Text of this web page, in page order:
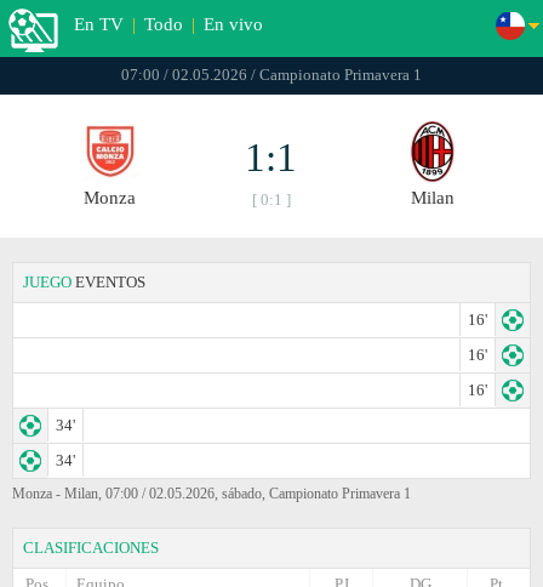
En TV | Todo | En vivo
07:00 / 02.05.2026 / Campionato Primavera 1
Monza
1:1
[ 0:1 ] Milan
JUEGO EVENTOS
16'
16'
16'
34'
34'
Monza - Milan, 07:00 / 02.05.2026, sábado, Campionato Primavera 1
CLASIFICACIONES